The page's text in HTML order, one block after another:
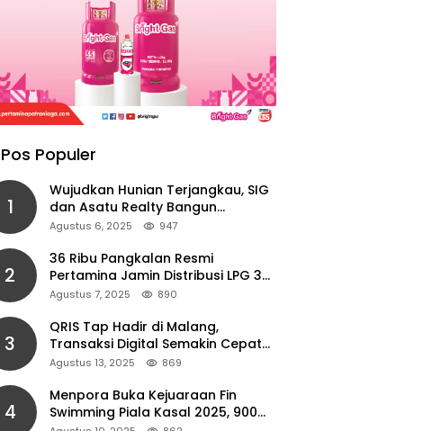
Pos Populer
1
Wujudkan Hunian Terjangkau, SIG
dan Asatu Realty Bangun
Perumahan di Cianjur
Agustus 6, 2025 947
2
36 Ribu Pangkalan Resmi
Pertamina Jamin Distribusi LPG 3
Kg Aman di Jawa Timur
Agustus 7, 2025 890
3
QRIS Tap Hadir di Malang,
Transaksi Digital Semakin Cepat
dan Mudah dengan Teknologi NFC
Agustus 13, 2025 869
4
Menpora Buka Kejuaraan Fin
Swimming Piala Kasal 2025, 900